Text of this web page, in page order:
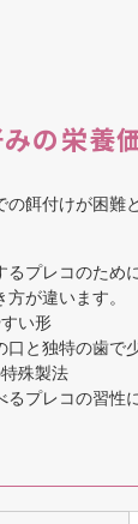
の栄養
の餌付けが困難
プレコのため
が違います。
い形
と独特の歯で
殊製法
プレコの習性